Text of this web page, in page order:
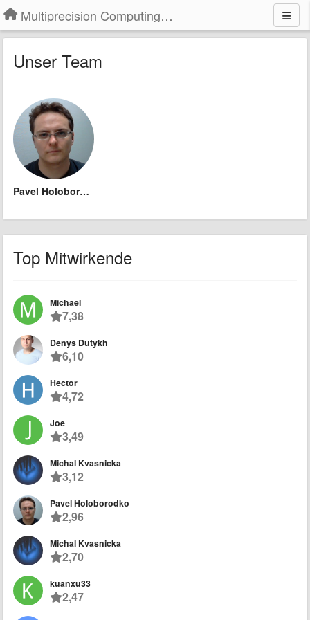
Multiprecision Computing Toolbox for MATLAB
Unser Team
Pavel Holoborodko
Top Mitwirkende
Michael_
7,38
Denys Dutykh
6,10
Hector
4,72
Joe
3,49
Michal Kvasnicka
3,12
Pavel Holoborodko
2,96
Michal Kvasnicka
2,70
kuanxu33
2,47